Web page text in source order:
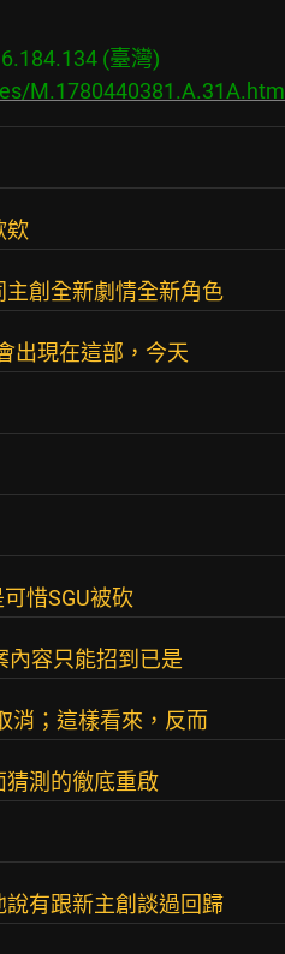
(臺灣)
M.1780440381.A.31A.html
欸
創全新劇情全新角色
出現在這部，今天
惜SGU被砍
內容只能招到已是
消；這樣看來，反而
測的徹底重啟
有跟新主創談過回歸